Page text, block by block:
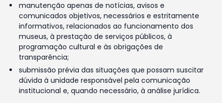
manutenção apenas de notícias, avisos e
comunicados objetivos, necessários e estritamente
informativos, relacionados ao funcionamento dos
museus, à prestação de serviços públicos, à
programação cultural e às obrigações de
transparência;
submissão prévia das situações que possam suscitar
dúvida à unidade responsável pela comunicação
institucional e, quando necessário, à análise jurídica.